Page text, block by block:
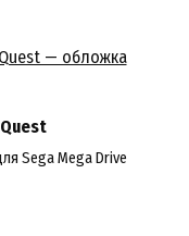
Sega Mega Drive